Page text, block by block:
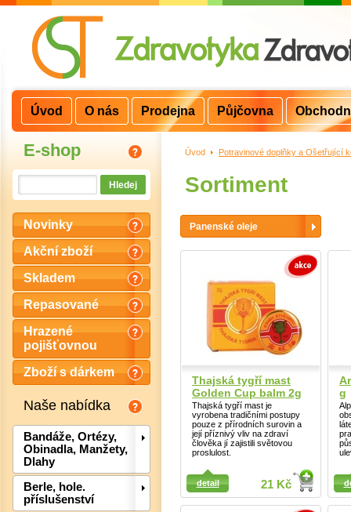
E-shop
Novinky
Akční zboží
Skladem
Repasované
Hrazené
pojišťovnou
Zboží s dárkem
Naše nabídka
Bandáže, Ortézy,
Obinadla, Manžety,
Dlahy
Berle, hole.
příslušenství
Úvod > Potravinové doplňky a Ošetřující
Sortiment
Panenské oleje
Thajská tygří mast
Golden Cup balm 2g
Thajská tygří mast je
vyrobena tradičními postupy
pouze z přírodních surovin a
její příznivý vliv na zdraví
člověka jí zajistili světovou
proslulost.
21 Kč
detail
g
Detail
Detail
Úvod O nás Prodejna Půjčovna